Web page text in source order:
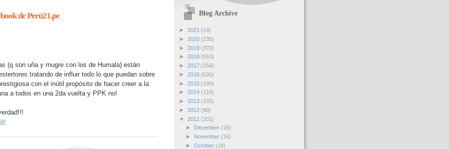
de Perú21.pe
(q son uña y mugre con los de Humala) están
tratando de influir todo lo que puedan sobre
con el inútil propósito de hacer creer a la
a todos en una 2da vuelta y PPK no!
Blog Archive
► 2021 (14)
► 2020 (235)
► 2019 (370)
► 2018 (553)
► 2017 (256)
► 2016 (530)
► 2015 (190)
► 2014 (116)
► 2013 (155)
► 2012 (90)
▼ 2011 (201)
►
December (16)
►
November (16)
► October (18)